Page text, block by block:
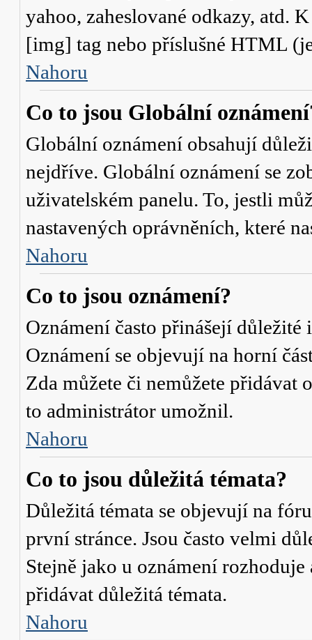
yahoo, zaheslované odkazy, atd.
[img] tag nebo příslušné HTML
Nahoru
Co to jsou Globální
Globální oznámení obsahují
nejdříve. Globální oznámení se
uživatelském panelu. To, jestli
nastavených oprávněních, které
Nahoru
Co to jsou oznámení?
Oznámení často přinášejí
Oznámení se objevují na horní
Zda můžete či nemůžete přidávat
to administrátor umožnil.
Nahoru
Co to jsou důležitá témata?
Důležitá témata se objevují na
první stránce. Jsou často velmi
Stejně jako u oznámení
přidávat důležitá témata.
Nahoru